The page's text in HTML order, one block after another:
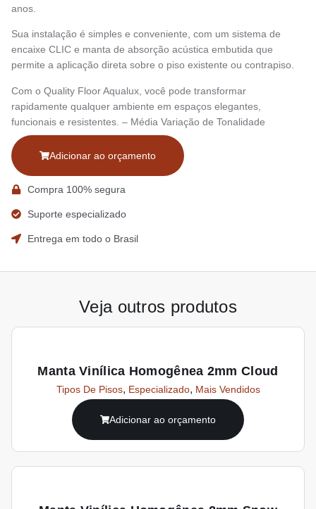
anos.
Sua instalação é simples e conveniente, com um sistema de
encaixe CLIC e manta de absorção acústica embutida que
permite a aplicação direta sobre o piso existente ou contrapiso.
Com o Quality Floor Aqualux, você pode transformar
rapidamente qualquer ambiente em espaços elegantes,
funcionais e resistentes. – Média Variação de Tonalidade
Adicionar ao orçamento
Compra 100% segura
Suporte especializado
Entrega em todo o Brasil
Veja outros produtos
Manta Vinílica Homogênea 2mm Cloud
Tipos De Pisos, Especializado, Mais Vendidos
Adicionar ao orçamento